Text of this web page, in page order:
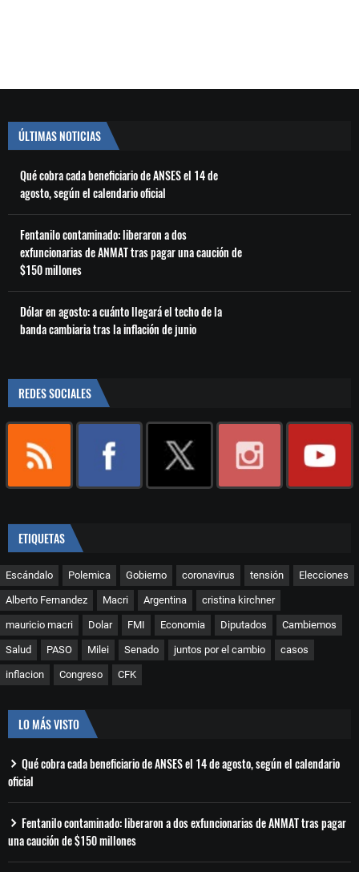
ÚLTIMAS NOTICIAS
Qué cobra cada beneficiario de ANSES el 14 de
agosto, según el calendario oficial
Fentanilo contaminado: liberaron a dos
exfuncionarias de ANMAT tras pagar una caución de
$150 millones
Dólar en agosto: a cuánto llegará el techo de la
banda cambiaria tras la inflación de junio
REDES SOCIALES
ETIQUETAS
Escándalo Polemica Gobierno coronavirus tensión Elecciones
Alberto Fernandez Macri Argentina cristina kirchner
mauricio macri Dolar FMI Economia Diputados Cambiemos
Salud PASO Milei Senado juntos por el cambio casos
inflacion Congreso CFK
LO MÁS VISTO
Qué cobra cada beneficiario de ANSES el 14 de agosto, según el calendario
oficial
Fentanilo contaminado: liberaron a dos exfuncionarias de ANMAT tras pagar
una caución de $150 millones